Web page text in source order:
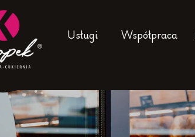
Usługi Współpraca